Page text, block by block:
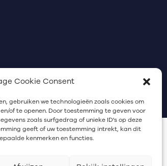
Cookie Consent
gebruiken we technologieën zoals cookies om
of te openen. Door toestemming te geven voor
zoals surfgedrag of unieke ID's op deze
geeft of uw toestemming intrekt, kan dit
kenmerken en functies.
Communicatiebureau Utrecht